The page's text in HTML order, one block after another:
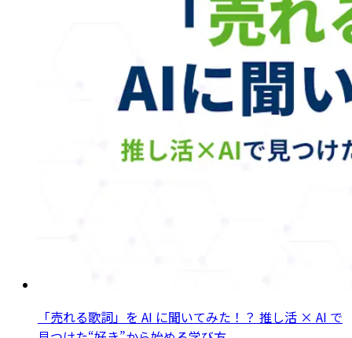
「売れる歌詞」を AI に聞いてみた！？ 推し活 × AI で